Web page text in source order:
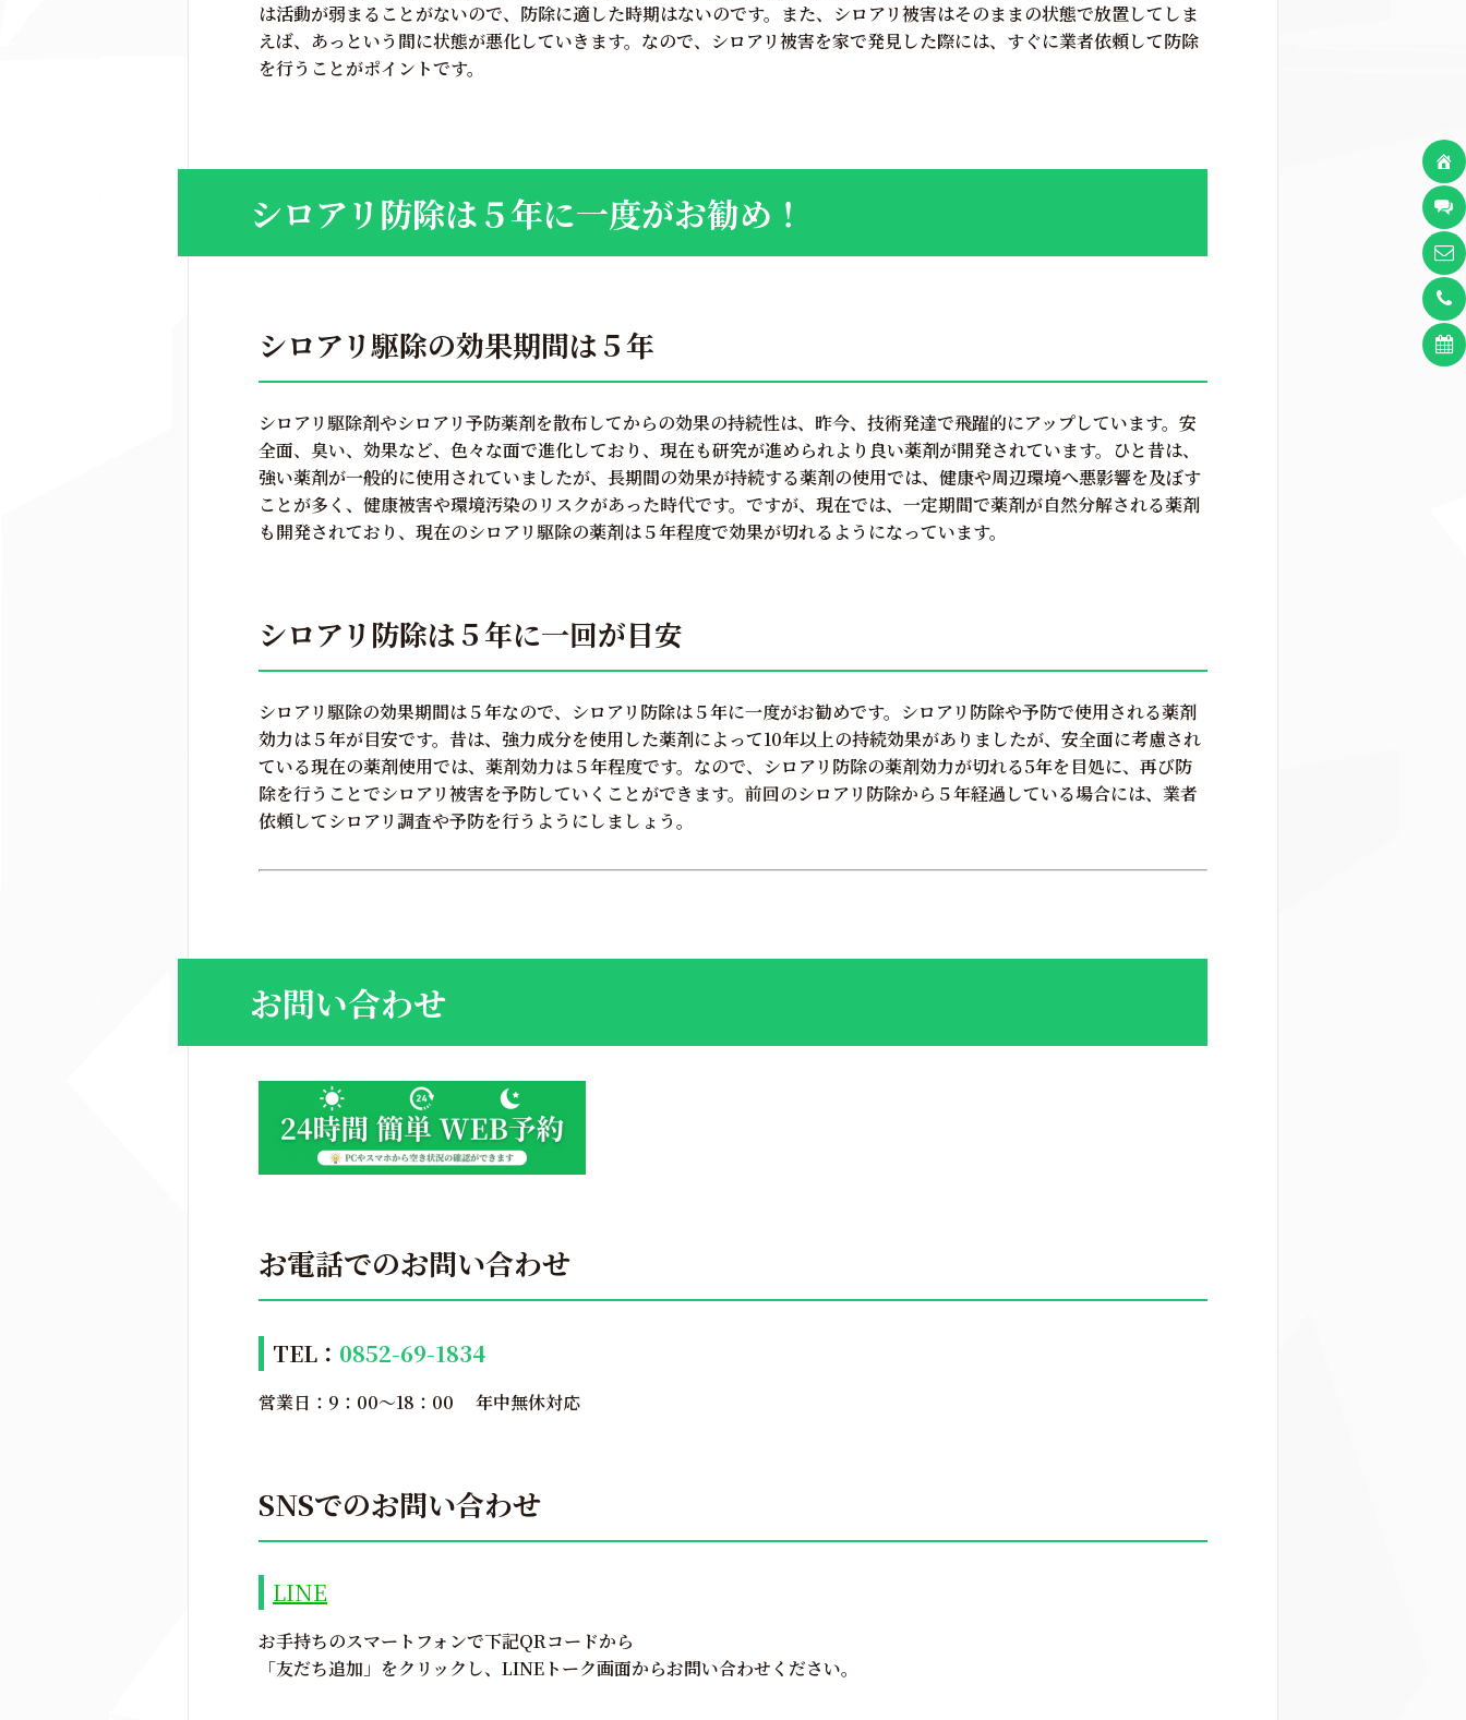
は活動が弱まることがないので、防除に適した時期はないのです。また、シロアリ被害はそのままの状態で放置してしま
えば、あっという間に状態が悪化していきます。なので、シロアリ被害を家で発見した際には、すぐに業者依頼して防除
を行うことがポイントです。
シロアリ防除は５年に一度がお勧め！
シロアリ駆除の効果期間は５年
シロアリ駆除剤やシロアリ予防薬剤を散布してからの効果の持続性は、昨今、技術発達で飛躍的にアップしています。安
全面、臭い、効果など、色々な面で進化しており、現在も研究が進められより良い薬剤が開発されています。ひと昔は、
強い薬剤が一般的に使用されていましたが、長期間の効果が持続する薬剤の使用では、健康や周辺環境へ悪影響を及ぼす
ことが多く、健康被害や環境汚染のリスクがあった時代です。ですが、現在では、一定期間で薬剤が自然分解される薬剤
も開発されており、現在のシロアリ駆除の薬剤は５年程度で効果が切れるようになっています。
シロアリ防除は５年に一回が目安
シロアリ駆除の効果期間は５年なので、シロアリ防除は５年に一度がお勧めです。シロアリ防除や予防で使用される薬剤
効力は５年が目安です。昔は、強力成分を使用した薬剤によって10年以上の持続効果がありましたが、安全面に考慮され
ている現在の薬剤使用では、薬剤効力は５年程度です。なので、シロアリ防除の薬剤効力が切れる5年を目処に、再び防
除を行うことでシロアリ被害を予防していくことができます。前回のシロアリ防除から５年経過している場合には、業者
依頼してシロアリ調査や予防を行うようにしましょう。
お問い合わせ
お電話でのお問い合わせ
TEL： 0852-69-1834
営業日：9：00～18：00 年中無休対応
SNSでのお問い合わせ
LINE
お手持ちのスマートフォンで下記QRコードから
「友だち追加」をクリックし、LINEトーク画面からお問い合わせください。